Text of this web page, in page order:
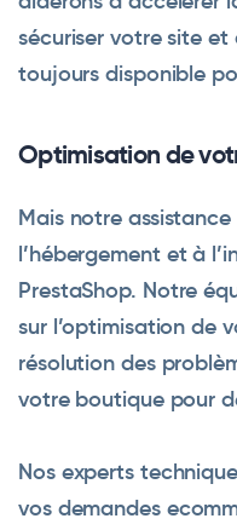
sécuriser votre site et
toujours disponible
Optimisation de
Mais notre
l’hébergement et à
PrestaShop. Notre
sur l’optimisation de
résolution des
votre boutique pour
Nos experts
vos demandes